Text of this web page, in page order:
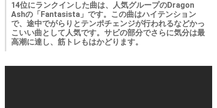
14位にランクインした曲は、人気グループのDragon
Ashの「Fantasista」です。この曲はハイテンション
で、途中でがらりとテンポチェンジが行われるなどかっ
こいい曲として人気です。サビの部分でさらに気分は最
高潮に達し、筋トレもはかどります。